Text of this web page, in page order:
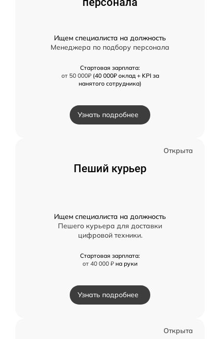
Ищем специалиста на должность
Менеджера по подбору персонала
Стартовая зарплата:
от 50 000₽(40 000₽ оклад + KPI за
нанятого сотрудника)
Узнать подробнее
Открыта
Пеший курьер
Ищем специалиста на должность
Пешего курьера для доставки
цифровой техники.
Стартовая зарплата:
от 40 000 ₽ на руки
Узнать подробнее
Открыта